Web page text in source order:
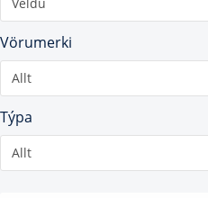
Vörumerki
Týpa